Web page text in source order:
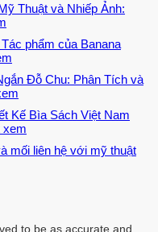
Thuật và Nhiếp Ảnh:
phẩm của Banana
Đỗ Chu: Phân Tích và
Kế Bìa Sách Việt Nam
xem
mối liên hệ với mỹ thuật
to be as accurate and